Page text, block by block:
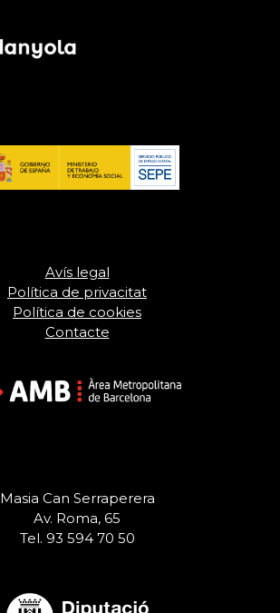
Avís legal
Política de privacitat
Política de cookies
Contacte
Masia Can Serraperera
Av. Roma, 65
Tel. 93 594 70 50